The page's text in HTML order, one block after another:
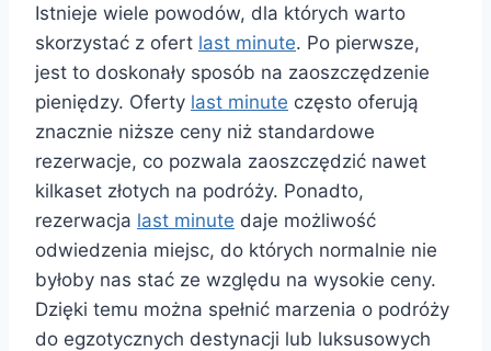
Istnieje wiele powodów, dla których warto
skorzystać z ofert last minute. Po pierwsze,
jest to doskonały sposób na zaoszczędzenie
pieniędzy. Oferty last minute często oferują
znacznie niższe ceny niż standardowe
rezerwacje, co pozwala zaoszczędzić nawet
kilkaset złotych na podróży. Ponadto,
rezerwacja last minute daje możliwość
odwiedzenia miejsc, do których normalnie nie
byłoby nas stać ze względu na wysokie ceny.
Dzięki temu można spełnić marzenia o podróży
do egzotycznych destynacji lub luksusowych